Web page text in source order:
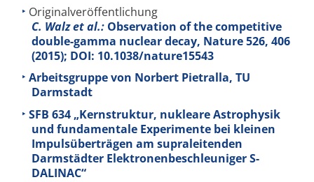
Originalveröffentlichung
C. Walz et al.: Observation of the competitive
double-gamma nuclear decay, Nature526, 406
(2015); DOI: 10.1038/nature15543
Arbeitsgruppe von Norbert Pietralla, TU
Darmstadt
SFB 634 „Kernstruktur, nukleare Astrophysik
und fundamentale Experimente bei kleinen
Impulsüberträgen am supraleitenden
Darmstädter Elektronenbeschleuniger S-
DALINAC“